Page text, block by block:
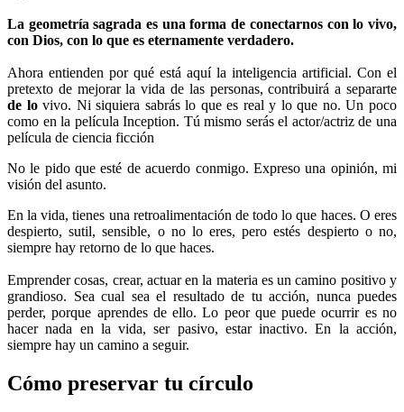
La geometría sagrada es una forma de conectarnos con lo vivo,
con Dios, con lo que es eternamente verdadero.
Ahora entienden por qué está aquí la inteligencia artificial. Con el
pretexto de mejorar la vida de las personas, contribuirá a separarte
de lovivo. Ni siquiera sabrás lo que es real y lo que no. Un poco
como en la película Inception. Tú mismo serás el actor/actriz de una
película de ciencia ficción
No le pido que esté de acuerdo conmigo. Expreso una opinión, mi
visión del asunto.
En la vida, tienes una retroalimentación de todo lo que haces. O eres
despierto, sutil, sensible, o no lo eres, pero estés despierto o no,
siempre hay retorno de lo que haces.
Emprender cosas, crear, actuar en la materia es un camino positivo y
grandioso. Sea cual sea el resultado de tu acción, nunca puedes
perder, porque aprendes de ello. Lo peor que puede ocurrir es no
hacer nada en la vida, ser pasivo, estar inactivo. En la acción,
siempre hay un camino a seguir.
Cómo preservar tu círculo